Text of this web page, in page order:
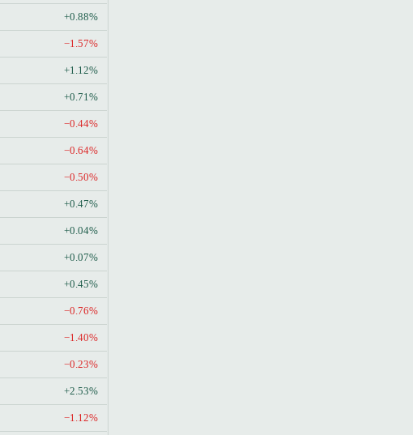
+0.88%
−1.57%
+1.12%
+0.71%
−0.44%
−0.64%
−0.50%
+0.47%
+0.04%
+0.07%
+0.45%
−0.76%
−1.40%
−0.23%
+2.53%
−1.12%